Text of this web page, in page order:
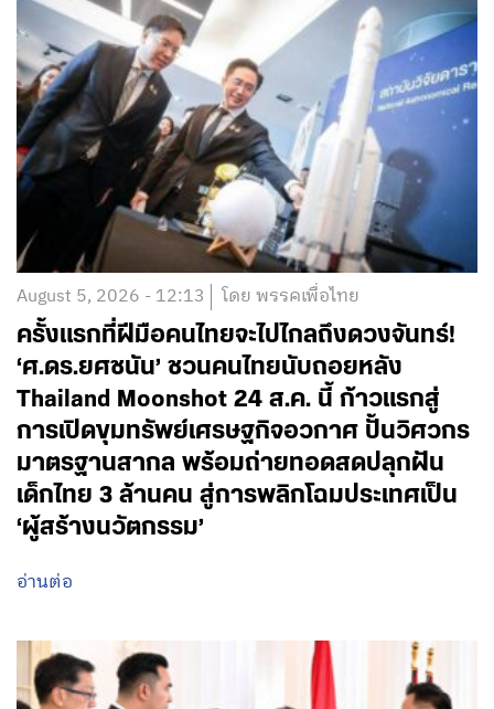
August 5, 2026 - 12:13 โดย พรรคเพื่อไทย
ครั้งแรกที่ฝีมือคนไทยจะไปไกลถึงดวงจันทร์!
‘ศ.ดร.ยศชนัน’ ชวนคนไทยนับถอยหลัง
Thailand Moonshot 24 ส.ค. นี้ ก้าวแรกสู่
การเปิดขุมทรัพย์เศรษฐกิจอวกาศ ปั้นวิศวกร
มาตรฐานสากล พร้อมถ่ายทอดสดปลุกฝัน
เด็กไทย 3 ล้านคน สู่การพลิกโฉมประเทศเป็น
‘ผู้สร้างนวัตกรรม’
อ่านต่อ